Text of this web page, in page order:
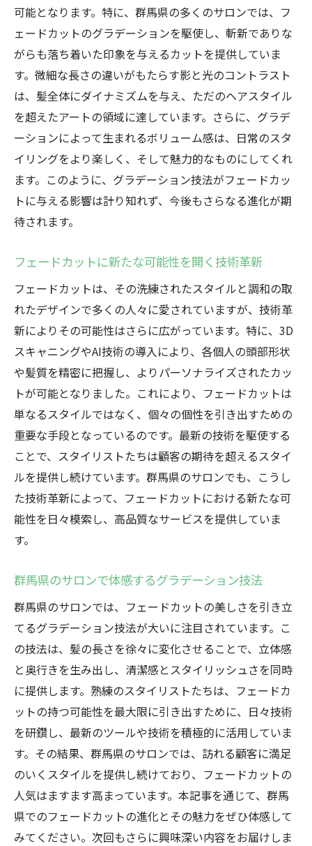
可能となります。特に、群馬県の多くのサロンでは、フ
ェードカットのグラデーションを駆使し、斬新でありな
がらも落ち着いた印象を与えるカットを提供していま
す。微細な長さの違いがもたらす影と光のコントラスト
は、髪全体にダイナミズムを与え、ただのヘアスタイル
を超えたアートの領域に達しています。さらに、グラデ
ーションによって生まれるボリューム感は、日常のスタ
イリングをより楽しく、そして魅力的なものにしてくれ
ます。このように、グラデーション技法がフェードカッ
トに与える影響は計り知れず、今後もさらなる進化が期
待されます。
フェードカットに新たな可能性を開く技術革新
フェードカットは、その洗練されたスタイルと調和の取
れたデザインで多くの人々に愛されていますが、技術革
新によりその可能性はさらに広がっています。特に、3D
スキャニングやAI技術の導入により、各個人の頭部形状
や髪質を精密に把握し、よりパーソナライズされたカッ
トが可能となりました。これにより、フェードカットは
単なるスタイルではなく、個々の個性を引き出すための
重要な手段となっているのです。最新の技術を駆使する
ことで、スタイリストたちは顧客の期待を超えるスタイ
ルを提供し続けています。群馬県のサロンでも、こうし
た技術革新によって、フェードカットにおける新たな可
能性を日々模索し、高品質なサービスを提供していま
す。
群馬県のサロンで体感するグラデーション技法
群馬県のサロンでは、フェードカットの美しさを引き立
てるグラデーション技法が大いに注目されています。こ
の技法は、髪の長さを徐々に変化させることで、立体感
と奥行きを生み出し、清潔感とスタイリッシュさを同時
に提供します。熟練のスタイリストたちは、フェードカ
ットの持つ可能性を最大限に引き出すために、日々技術
を研鑽し、最新のツールや技術を積極的に活用していま
す。その結果、群馬県のサロンでは、訪れる顧客に満足
のいくスタイルを提供し続けており、フェードカットの
人気はますます高まっています。本記事を通じて、群馬
県でのフェードカットの進化とその魅力をぜひ体感して
みてください。次回もさらに興味深い内容をお届けしま